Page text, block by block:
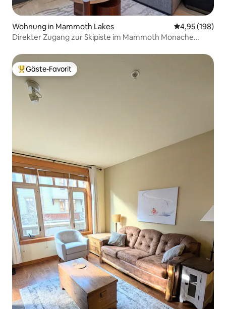
Wohnung in Mammoth Lakes
4,95 (198)
Direkter Zugang zur Skipiste im Mammoth Monache
Beliebter Gäste-Favorit.
Gäste-Favorit